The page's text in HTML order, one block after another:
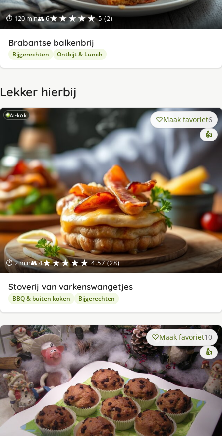
⏱ 120 min👥 6★★★★★ 5 (2)
Brabantse balkenbrij
Bijgerechten Ontbijt & Lunch
Lekker hierbij
AI-kok
⏱ 2 min👥 4★★★★★ 4.57 (28)
Maak favoriet6
👍
Stoverij van varkenswangetjes
BBQ & buiten koken Bijgerechten
Maak favoriet10
👍